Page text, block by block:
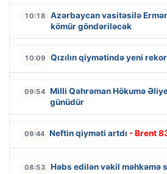
10:18
Azərbaycan vasitəsilə
kömür göndəriləcək
10:09 Qızılın qiymətində yeni
09:54 Milli Qəhrəman Hökumə
günüdür
09:44 Neftin qiyməti artdı - Brent
08:53 Həbs edilən vəkil məhkəmə